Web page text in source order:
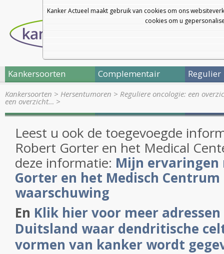
Kanker Actueel maakt gebruik van cookies om ons
cookies om u
Kankersoorten Complementair Regulier
Kankersoorten > Hersentumoren > Reguliere oncologie: een
een overzicht… >
Leest u ook de toegevoegde
Robert Gorter en het Medical
deze informatie: Mijn ervaringen
Gorter en het Medisch Centrum
waarschuwing
En Klik hier voor meer
Duitsland waar dendritische
vormen van kanker wordt